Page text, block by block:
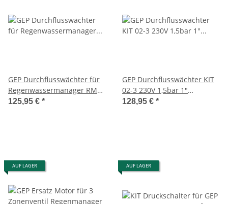
GEP Durchflusswächter für
Regenwassermanager RME,
RMC, RM3, Rainline 1" AG
125,95 € *
GEP Durchflusswächter KIT
02-3 230V 1,5bar 1"
Verschraubung Messing für
128,95 € *
AUF LAGER AUF LAGER